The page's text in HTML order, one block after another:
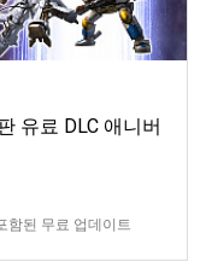
유료 DLC 애니버
함된 무료 업데이트